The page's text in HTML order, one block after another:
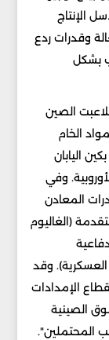
الإنتاج
وقدرات ردع
بشكل
الصين
الخام
اليابان
وفي
المعادن
(الغاليوم
العسكرية). وقد
الإمدادات
الصينية
المحتملين".